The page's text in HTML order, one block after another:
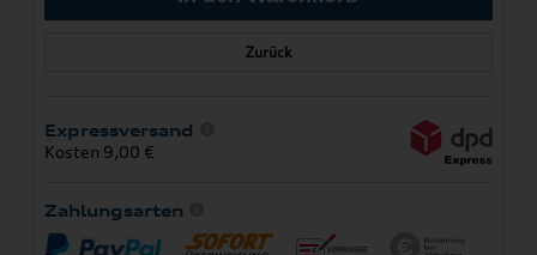
Zurück
Expressversand
Kosten 9,00 €
Zahlungsarten